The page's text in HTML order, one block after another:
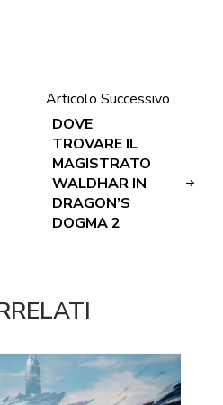
Articolo Successivo
DOVE
TROVARE IL
MAGISTRATO
WALDHAR IN
DRAGON’S
DOGMA 2